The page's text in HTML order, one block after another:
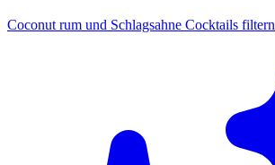
Coconut rum und Schlagsahne Cocktails filtern